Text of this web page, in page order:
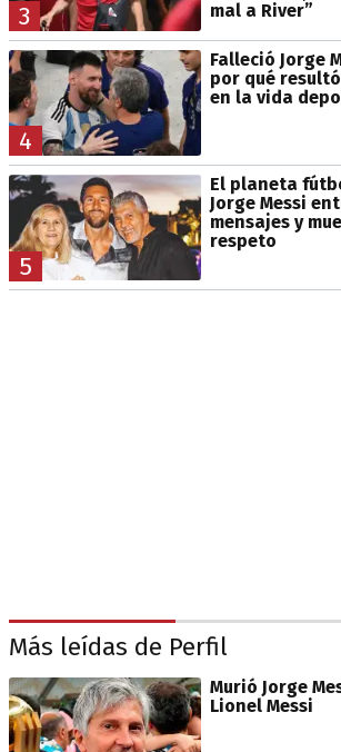
3
mal a River”
4
Falleció Jorge
por qué
en la vida
5
El planeta
Jorge Messi
mensajes y
respeto
Más leídas de Perfil
Murió Jorge
Lionel Messi